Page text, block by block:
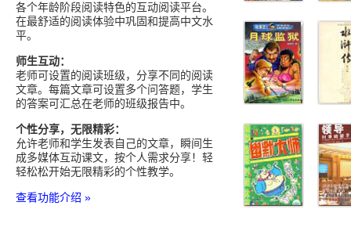
各个年龄阶段阅读特色的互动阅读平台。
在最舒适的阅读体验中巩固和提高中文水
平。
师生互动：
老师可设置的阅读班级，分享不同的阅读
文章。每篇文章可设置多个问答题，学生
的答案可汇总在老师的班级报告中。
个性分享，无限精彩：
允许老师和学生发表自己的文章，瞬间生
成多媒体互动课文，按个人需求分享！轻
轻松松开始无限精彩的个性教学。
查看功能介绍 »